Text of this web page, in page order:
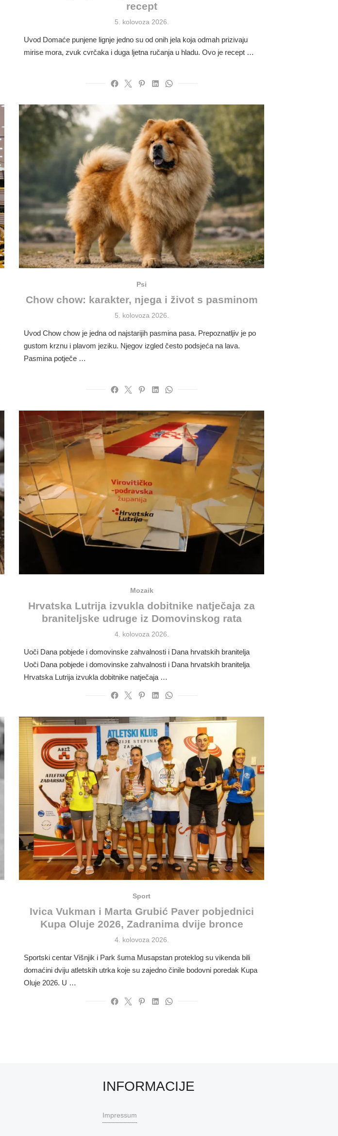
recept
Posted
5. kolovoza 2026.
Uvod Domaće punjene lignje jedno su od onih jela koja odmah prizivaju
mirise mora, zvuk cvrčaka i duga ljetna ručanja u hladu. Ovo je recept …
Psi
Chow chow: karakter, njega i život s pasminom
Posted
5. kolovoza 2026.
Uvod Chow chow je jedna od najstarijih pasmina pasa. Prepoznatljiv je po
gustom krznu i plavom jeziku. Njegov izgled često podsjeća na lava.
Pasmina potječe …
Mozaik
Hrvatska Lutrija izvukla dobitnike natječaja za
braniteljske udruge iz Domovinskog rata
Posted
4. kolovoza 2026.
Uoči Dana pobjede i domovinske zahvalnosti i Dana hrvatskih branitelja
Uoči Dana pobjede i domovinske zahvalnosti i Dana hrvatskih branitelja
Hrvatska Lutrija izvukla dobitnike natječaja …
Sport
Ivica Vukman i Marta Grubić Paver pobjednici
Kupa Oluje 2026, Zadranima dvije bronce
Posted
4. kolovoza 2026.
Sportski centar Višnjik i Park šuma Musapstan proteklog su vikenda bili
domaćini dviju atletskih utrka koje su zajedno činile bodovni poredak Kupa
Oluje 2026. U …
INFORMACIJE
Impressum